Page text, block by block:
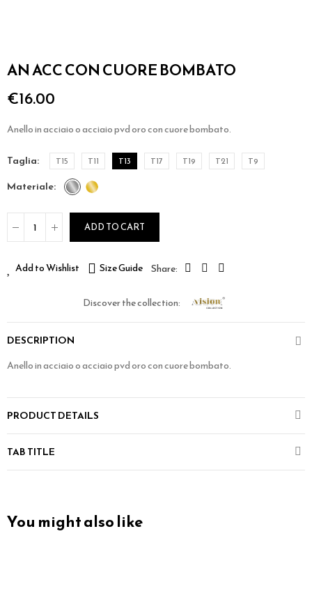
AN ACC CON CUORE BOMBATO
€16.00
Anello in acciaio o acciaio pvd oro con cuore bombato.
taglia T15 T11 T13 T17 T19 T21 T9
materiale
ADD TO CART
Add to Wishlist Size Guide
Discover the collection:
DESCRIPTION
Anello in acciaio o acciaio pvd oro con cuore bombato.
PRODUCT DETAILS
TAB TITLE
You might also like